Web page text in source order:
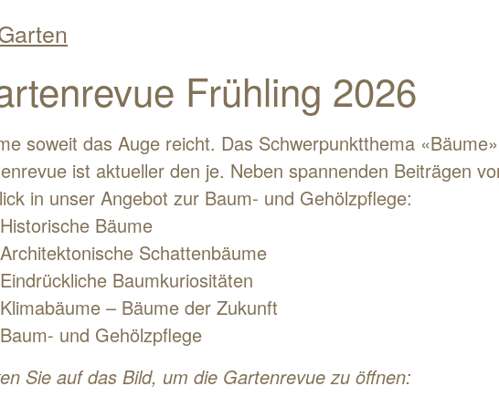
Frühling 2026
soweit das Auge reicht. Das Schwerpunktthema
ist aktueller den je. Neben spannenden Beiträgen
in unser Angebot zur Baum- und Gehölzpflege:
Historische Bäume
Architektonische Schattenbäume
Eindrückliche Baumkuriositäten
Klimabäume – Bäume der Zukunft
Baum- und Gehölzpflege
Sie auf das Bild, um die Gartenrevue zu öffnen: